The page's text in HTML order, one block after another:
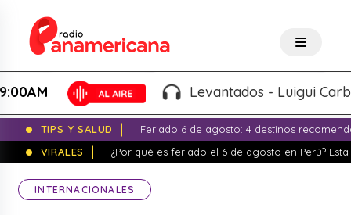
Levantados - Luigui Carbajal y
TIPS Y SALUD
Feriado 6 de agosto: 4 destinos
VIRALES
¿Por qué es feriado el 6 de agosto en Perú?
INTERNACIONALES